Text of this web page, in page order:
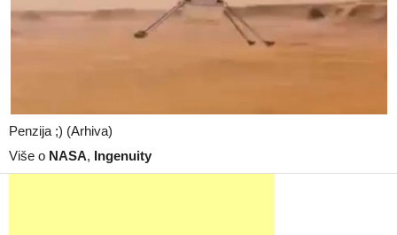
Penzija ;) (Arhiva)
Više o NASA, Ingenuity